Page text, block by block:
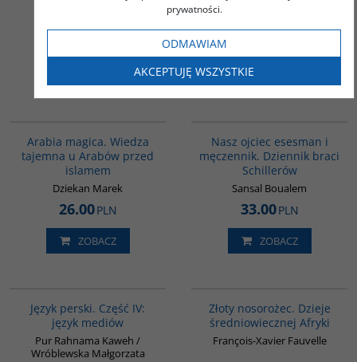
Bliskiego Wschodu
Shepard Jonathan (red.)
Arabia magica. Wiedza
tajemna u Arabów przed
islamem
Dziekan Marek
26.00PLN
ZOBACZ
Nasz ojciec esesman i
męczennik. Dziennik braci
Schillerów
Sansal Boualem
33.00PLN
ZOBACZ
Język perski. Część IV:
język mediów
Pur Rahnama Kaweh /
Wróblewska Małgorzata
Złoty nosorożec. Dzieje
średniowiecznej Afryki
François-Xavier Fauvelle
prywatności.
ODMAWIAM
AKCEPTUJĘ WSZYSTKIE